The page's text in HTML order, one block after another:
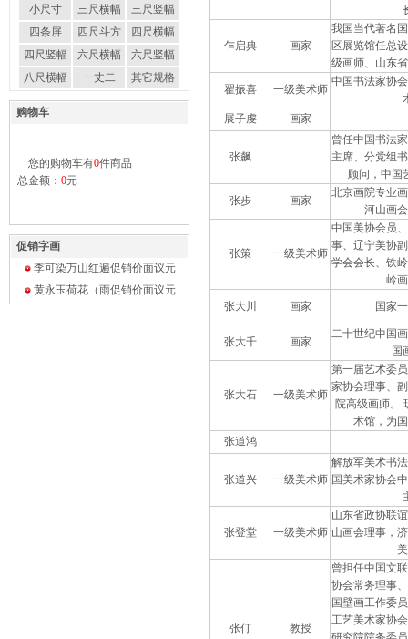
小尺寸 三尺横幅
三尺竖幅
四条屏
四尺斗方
四尺横幅
四尺竖幅
六尺横幅
六尺竖幅
八尺横幅
一丈二 其它规格
购物车
您的购物车有0件商品
总金额： 0元
促销字画
李可染万山红遍促销价面议元
黄永玉荷花（雨促销价面议元
乍启典 画家
我国当代著名
区展览馆任总
级画师、山东
翟振喜 一级美术师
中国书法家协
展子虔
画家
张飙
曾任中国书法
主席、分党组
顾问，中国
张步 画家
北京画院专业
河山画
张策 一级美术师
中国美协会员
事、辽宁美协
学会会长、铁
岭
张大川 画家 国家
张大千 画家
二十世纪中国
国
张大石 一级美术师
第一届艺术委
家协会理事、
院高级画师。.
术馆，为
张道鸿
张道兴 一级美术师
解放军美术书
国美术家协会
张登堂 一级美术师
山东省政协联
山画会理事，
张仃 教授
曾担任中国文
协会常务理事
国壁画工作委
工艺美术家协